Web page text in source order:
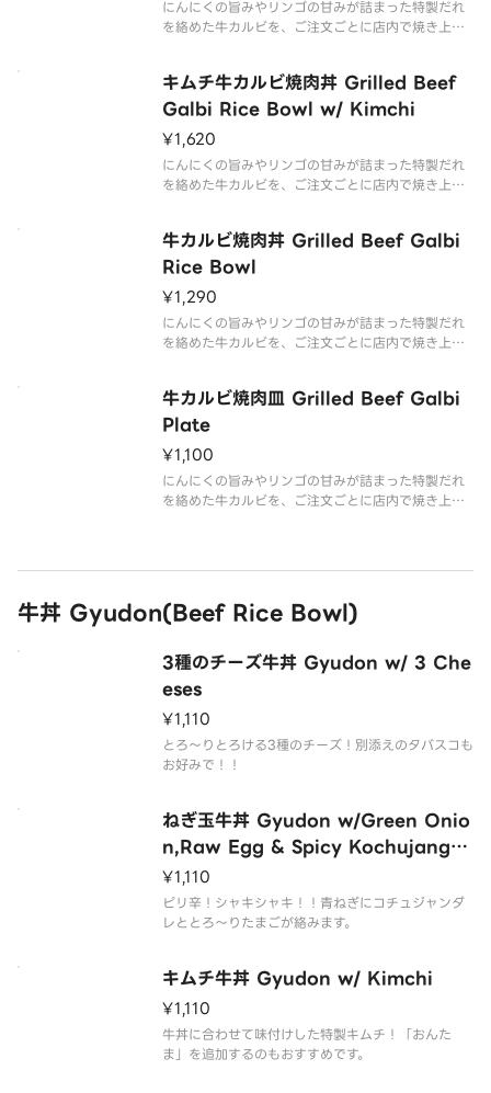
にんにくの旨みやリンゴの甘みが詰まった特製だれ
を絡めた牛カルビを、ご注文ごとに店内で焼き上げ
キムチ牛カルビ焼肉丼 Grilled Beef
Galbi Rice Bowl w/ Kimchi
¥1,620
にんにくの旨みやリンゴの甘みが詰まった特製だれ
を絡めた牛カルビを、ご注文ごとに店内で焼き上げ
牛カルビ焼肉丼 Grilled Beef Galbi
Rice Bowl
¥1,290
にんにくの旨みやリンゴの甘みが詰まった特製だれ
を絡めた牛カルビを、ご注文ごとに店内で焼き上げ
牛カルビ焼肉皿 Grilled Beef Galbi
Plate
¥1,100
にんにくの旨みやリンゴの甘みが詰まった特製だれ
を絡めた牛カルビを、ご注文ごとに店内で焼き上げ
牛丼 Gyudon(Beef Rice Bowl)
3種のチーズ牛丼 Gyudon w/ 3 Che
eses
¥1,110
とろ～りとろける3種のチーズ！別添えのタバスコも
お好みで！！
ねぎ玉牛丼 Gyudon w/Green Onio
n,Raw Egg & Spicy Kochujang S
auce
¥1,110
ピリ辛！シャキシャキ！！青ねぎにコチュジャンダ
レととろ～りたまごが絡みます。
キムチ牛丼 Gyudon w/ Kimchi
¥1,110
牛丼に合わせて味付けした特製キムチ！「おんた
ま」を追加するのもおすすめです。